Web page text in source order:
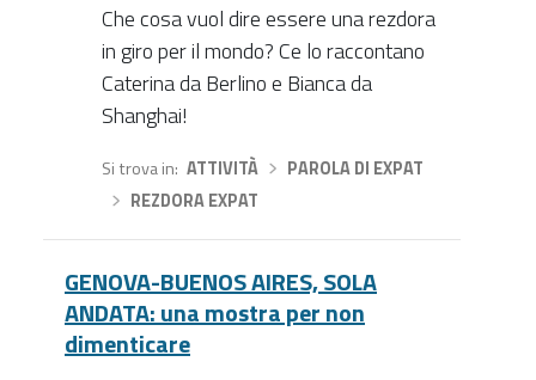
Che cosa vuol dire essere una rezdora
in giro per il mondo? Ce lo raccontano
Caterina da Berlino e Bianca da
Shanghai!
Si trova in ATTIVITÀ›
PAROLA DI EXPAT
REZDORA EXPAT
GENOVA-BUENOS AIRES, SOLA
ANDATA: una mostra per non
dimenticare